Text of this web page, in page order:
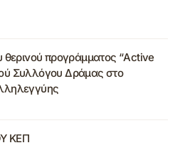
θερινού προγράμματος “Active
Συλλόγου Δράμας στο
ΚΕΠ